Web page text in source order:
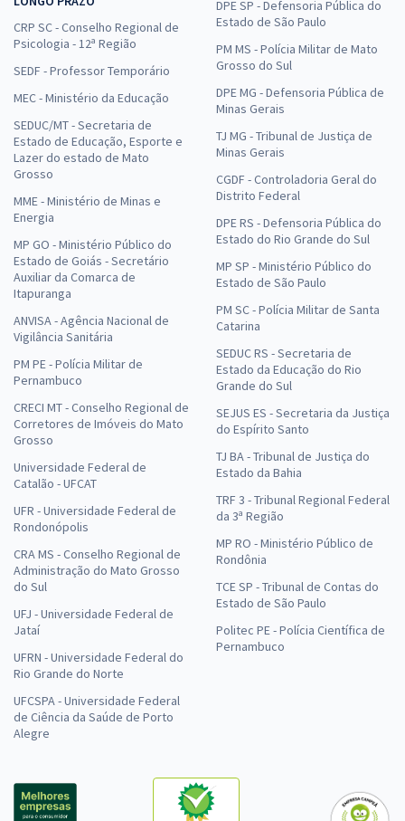
CRP SC - Conselho Regional de
Psicologia - 12ª Região
SEDF - Professor Temporário
MEC - Ministério da Educação
SEDUC/MT - Secretaria de
Estado de Educação, Esporte e
Lazer do estado de Mato
Grosso
MME - Ministério de Minas e
Energia
MP GO - Ministério Público do
Estado de Goiás - Secretário
Auxiliar da Comarca de
Itapuranga
ANVISA - Agência Nacional de
Vigilância Sanitária
PM PE - Polícia Militar de
Pernambuco
CRECI MT - Conselho Regional de
Corretores de Imóveis do Mato
Grosso
Universidade Federal de
Catalão - UFCAT
UFR - Universidade Federal de
Rondonópolis
CRA MS - Conselho Regional de
Administração do Mato Grosso
do Sul
UFJ - Universidade Federal de
Jataí
UFRN - Universidade Federal do
Rio Grande do Norte
UFCSPA - Universidade Federal
de Ciência da Saúde de Porto
Alegre
DPE SP - Defensoria Pública do
Estado de São Paulo
PM MS - Polícia Militar de Mato
Grosso do Sul
DPE MG - Defensoria Pública de
Minas Gerais
TJ MG - Tribunal de Justiça de
Minas Gerais
CGDF - Controladoria Geral do
Distrito Federal
DPE RS - Defensoria Pública do
Estado do Rio Grande do Sul
MP SP - Ministério Público do
Estado de São Paulo
PM SC - Polícia Militar de Santa
Catarina
SEDUC RS - Secretaria de
Estado da Educação do Rio
Grande do Sul
SEJUS ES - Secretaria da Justiça
do Espírito Santo
TJ BA - Tribunal de Justiça do
Estado da Bahia
TRF 3 - Tribunal Regional Federal
da 3ª Região
MP RO - Ministério Público de
Rondônia
TCE SP - Tribunal de Contas do
Estado de São Paulo
Politec PE - Polícia Científica de
Pernambuco